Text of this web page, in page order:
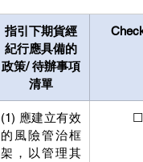
指引下期貨經
紀行應具備的
政策/ 待辦事項
清單
(1) 應建立有效
的風險管治框
架，以管理其
☐